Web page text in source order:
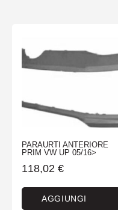
PARAURTI ANTERIORE
PRIM VW UP 05/16>
118,02 €
AGGIUNGI